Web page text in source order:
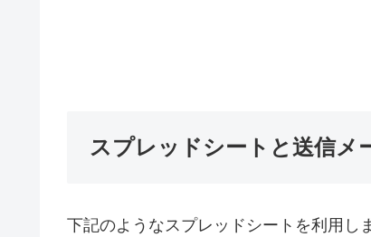
スプレッドシートと送信メ
下記のようなスプレッドシートを利用し